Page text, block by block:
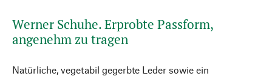
Werner Schuhe. Erprobte Passform,
angenehm zu tragen
Natürliche, vegetabil gegerbte Leder sowie ein